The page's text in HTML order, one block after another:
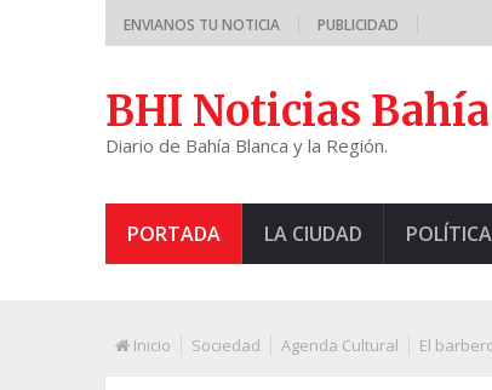
ENVIANOS TU NOTICIA PUBLICIDAD
BHI Noticias
Diario de Bahía Blanca y la Región.
PORTADA LA CIUDAD
Inicio Sociedad Agenda Cultural El